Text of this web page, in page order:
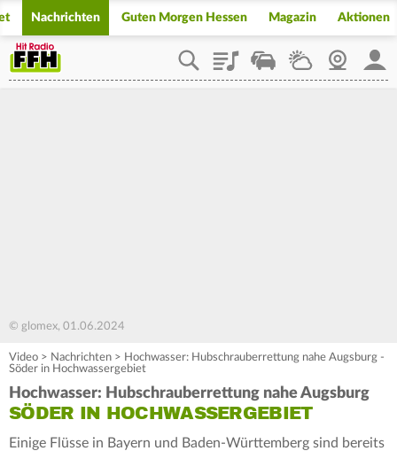
Nachrichten Guten Morgen Hessen Magazin Aktionen
PlaylistStaupilotWetterWebcam
© glomex, 01.06.2024
Video > Nachrichten > Hochwasser: Hubschrauberrettung nahe Augsburg -
Söder in Hochwassergebiet
Hochwasser: Hubschrauberrettung nahe Augsburg
SÖDER IN HOCHWASSERGEBIET
Einige Flüsse in Bayern und Baden-Württemberg sind bereits